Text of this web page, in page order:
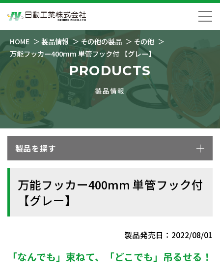
HOME 製品情報 その他の製品
その他
万能フッカー400mm 単管フック付 【グレー】
PRODUCTS
製品情報
製品を探す
万能フッカー400mm 単管フック付
【グレー】
製品発売日：2022/08/01
「なんでも」束ねて、「どこでも」吊るせる！